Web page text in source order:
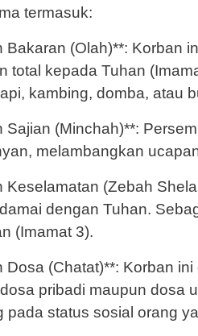
termasuk:
Bakaran (Olah)**: Korban
total kepada Tuhan
kambing, domba, atau
Sajian (Minchah)**:
melambangkan
Keselamatan (Zebah
dengan Tuhan.
(Imamat 3).
Dosa (Chatat)**: Korban
pribadi maupun dosa
pada status sosial orang